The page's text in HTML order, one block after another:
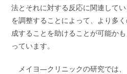
法とそれに対する反応に関連して
を調整することによって、より多
成することを助けることが可能か
っています。
メイヨ―クリニックの研究では